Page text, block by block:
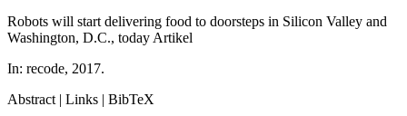
Robots will start delivering food to doorsteps in Silicon Valley and
Washington, D.C., todayArtikel
In: recode, 2017.
Abstract| Links
BibTeX